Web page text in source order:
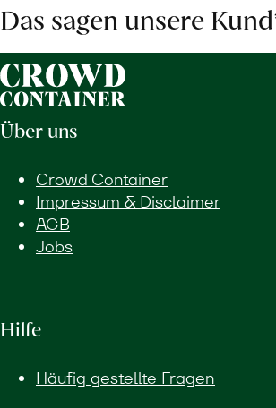
Das sagen unsere
Über uns
Crowd Container
Impressum & Disclaimer
AGB
Jobs
Hilfe
Häufig gestellte Fragen